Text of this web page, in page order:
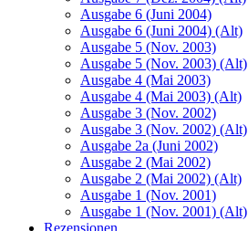
Ausgabe 6 (Juni 2004)
Ausgabe 6 (Juni 2004) (Alt)
Ausgabe 5 (Nov. 2003)
Ausgabe 5 (Nov. 2003) (Alt)
Ausgabe 4 (Mai 2003)
Ausgabe 4 (Mai 2003) (Alt)
Ausgabe 3 (Nov. 2002)
Ausgabe 3 (Nov. 2002) (Alt)
Ausgabe 2a (Juni 2002)
Ausgabe 2 (Mai 2002)
Ausgabe 2 (Mai 2002) (Alt)
Ausgabe 1 (Nov. 2001)
Ausgabe 1 (Nov. 2001) (Alt)
Rezensionen